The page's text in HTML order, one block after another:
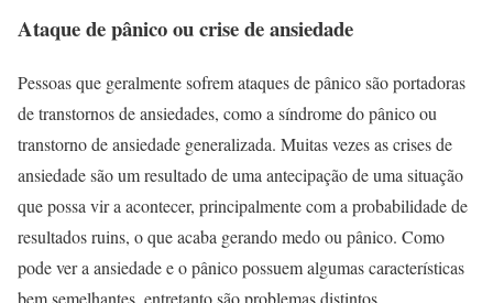
Ataque de pânico ou crise de ansiedade
Pessoas que geralmente sofrem ataques de pânico são portadoras
de transtornos de ansiedades, como a síndrome do pânico ou
transtorno de ansiedade generalizada. Muitas vezes as crises de
ansiedade são um resultado de uma antecipação de uma situação
que possa vir a acontecer, principalmente com a probabilidade de
resultados ruins, o que acaba gerando medo ou pânico. Como
pode ver a ansiedade e o pânico possuem algumas características
bem semelhantes, entretanto são problemas distintos.